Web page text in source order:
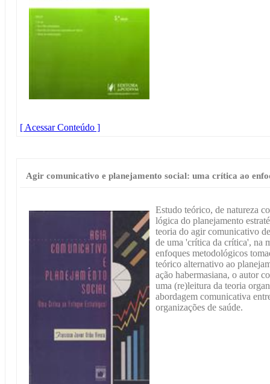
[ Acessar Conteúdo ]
Agir comunicativo e planejamento social: uma crítica ao
Estudo teórico, de natureza
lógica do planejamento
teoria do agir comunicativo
de uma 'crítica da crítica', na
enfoques metodológicos
teórico alternativo ao
ação habermasiana, o autor
uma (re)leitura da teoria
abordagem comunicativa
organizações de saúde.